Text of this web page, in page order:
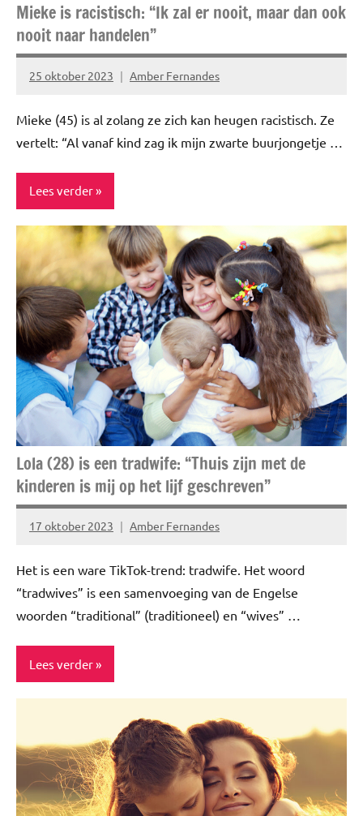
Mieke is racistisch: “Ik zal er nooit, maar dan ook
nooit naar handelen”
25 oktober 2023 Amber Fernandes
Geen
Mieke (45) is al zolang ze zich kan heugen racistisch. Ze
vertelt: “Al vanaf kind zag ik mijn zwarte buurjongetje …
Lees verder
Blog
Interview
Lifestyle
Story's
Lola (28) is een tradwife: “Thuis zijn met de
kinderen is mij op het lijf geschreven”
17 oktober 2023 Amber Fernandes
Geen
Het is een ware TikTok-trend: tradwife. Het woord
“tradwives” is een samenvoeging van de Engelse
woorden “traditional” (traditioneel) en “wives” …
Lees verder
Ervaringsverhalen
Interview
Lifestyle